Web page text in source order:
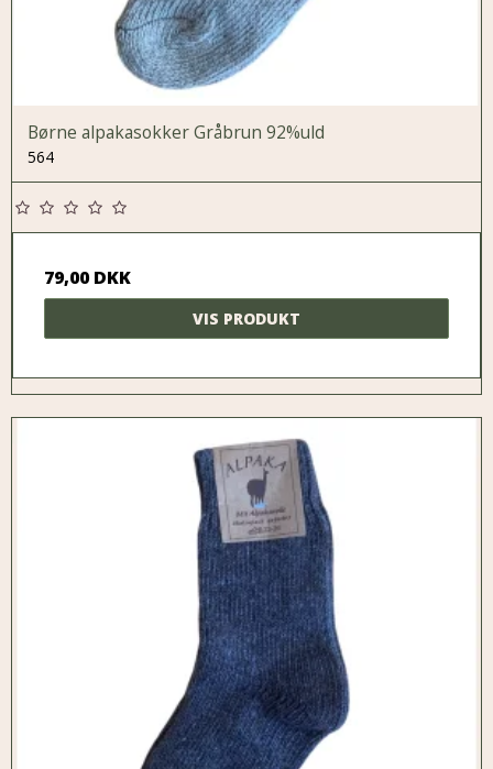
Børne alpakasokker Gråbrun 92%uld
564
79,00 DKK
VIS PRODUKT